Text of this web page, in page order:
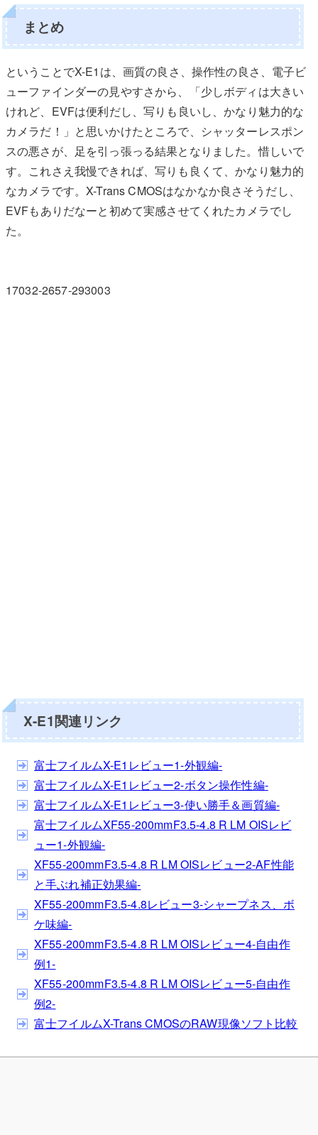
まとめ
ということでX-E1は、画質の良さ、操作性の良さ、電子ビ
ューファインダーの見やすさから、「少しボディは大きい
けれど、EVFは便利だし、写りも良いし、かなり魅力的な
カメラだ！」と思いかけたところで、シャッターレスポン
スの悪さが、足を引っ張っる結果となりました。惜しいで
す。これさえ我慢できれば、写りも良くて、かなり魅力的
なカメラです。X-Trans CMOSはなかなか良さそうだし、
EVFもありだなーと初めて実感させてくれたカメラでし
た。
17032-2657-293003
X-E1関連リンク
富士フイルムX-E1レビュー1-外観編-
富士フイルムX-E1レビュー2-ボタン操作性編-
富士フイルムX-E1レビュー3-使い勝手＆画質編-
富士フイルムXF55-200mmF3.5-4.8 R LM OISレビ
ュー1-外観編-
XF55-200mmF3.5-4.8 R LM OISレビュー2-AF性能
と手ぶれ補正効果編-
XF55-200mmF3.5-4.8レビュー3-シャープネス、ボ
ケ味編-
XF55-200mmF3.5-4.8 R LM OISレビュー4-自由作
例1-
XF55-200mmF3.5-4.8 R LM OISレビュー5-自由作
例2-
富士フイルムX-Trans CMOSのRAW現像ソフト比較